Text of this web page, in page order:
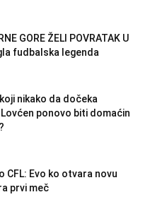
GORE ŽELI POVRATAK U
fudbalska legenda
nikako da dočeka
ponovo biti domaćin
CFL: Evo ko otvara novu
prvi meč